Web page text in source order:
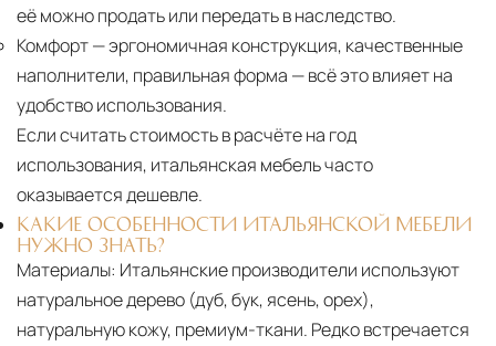
её можно продать или передать в наследство.
Комфорт— эргономичная конструкция, качественные
наполнители, правильная форма — всё это влияет на
удобство использования.
Если считать стоимость в расчёте на год
использования, итальянская мебель часто
оказывается дешевле.
КАКИЕ ОСОБЕННОСТИ ИТАЛЬЯНСКОЙ МЕБЕЛИ
НУЖНО ЗНАТЬ?
Материалы: Итальянские производители используют
натуральное дерево (дуб, бук, ясень, орех),
натуральную кожу, премиум-ткани. Редко встречается